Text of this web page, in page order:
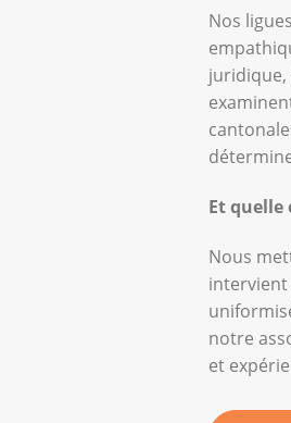
Nos
juridique,
Et quelle
Nous
intervient
notre
et